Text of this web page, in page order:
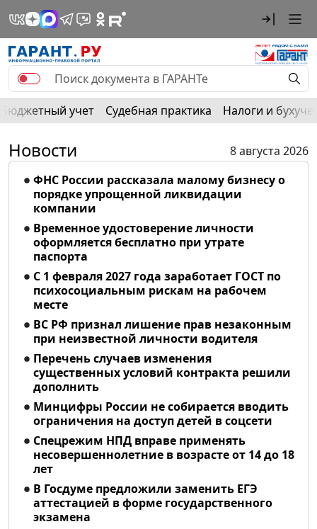
Бюджетный учет Судебная практика Налоги и
Новости
8 августа 2026
ФНС России рассказала малому бизнесу о
порядке упрощенной ликвидации
компании
Временное удостоверение личности
оформляется бесплатно при утрате
паспорта
С 1 февраля 2027 года заработает ГОСТ по
психосоциальным рискам на рабочем
месте
ВС РФ признал лишение прав незаконным
при неизвестной личности водителя
Перечень случаев изменения
существенных условий контракта решили
дополнить
Минцифры России не собирается вводить
ограничения на доступ детей в соцсети
Спецрежим НПД вправе применять
несовершеннолетние в возрасте от 14 до 18
лет
В Госдуме предложили заменить ЕГЭ
аттестацией в форме государственного
экзамена